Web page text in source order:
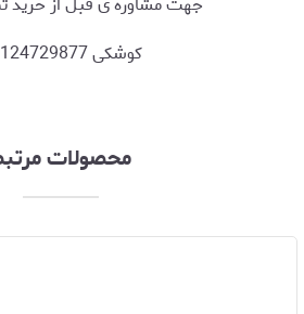
کوشکی 09124729877
محصولات